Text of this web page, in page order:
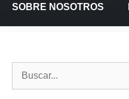
SOBRE NOSOTROS